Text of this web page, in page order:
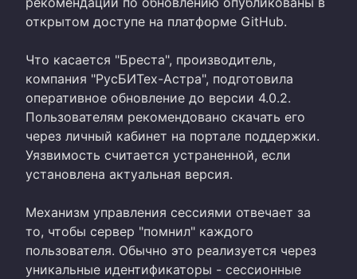
открытом доступе на платформе GitHub.
Что касается "Бреста", производитель,
компания "РусБИТех-Астра", подготовила
оперативное обновление до версии 4.0.2.
Пользователям рекомендовано скачать его
через личный кабинет на портале поддержки.
Уязвимость считается устраненной, если
установлена актуальная версия.
Механизм управления сессиями отвечает за
то, чтобы сервер "помнил" каждого
пользователя. Обычно это реализуется через
уникальные идентификаторы - сессионные